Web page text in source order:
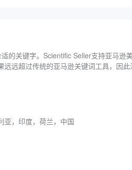
的关键字。Scientific Seller支持亚马逊
远超过传统的亚马逊关键词工具，因此
亚，印度，荷兰，中国